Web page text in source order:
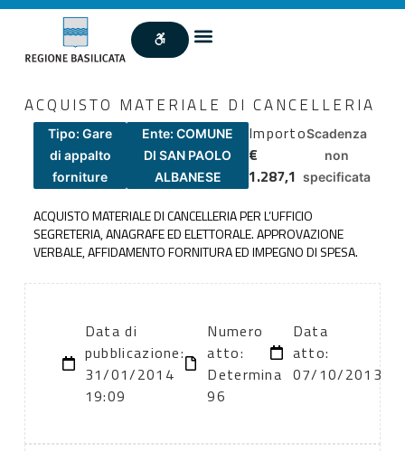
ACQUISTO MATERIALE DI CANCELLERIA
Tipo: Gare
di appalto
forniture
Ente: COMUNE
DI SAN PAOLO
ALBANESE
Importo
€
1.287,1
Scadenza
non
specificata
ACQUISTO MATERIALE DI CANCELLERIA PER L’UFFICIO
SEGRETERIA, ANAGRAFE ED ELETTORALE. APPROVAZIONE
VERBALE, AFFIDAMENTO FORNITURA ED IMPEGNO DI SPESA.
Data di
pubblicazione:
31/01/2014
19:09
Numero
atto:
Determina
96
Data
atto:
07/10/2013